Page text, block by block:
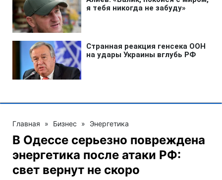
Главная » Бизнес » Энергетика
В Одессе серьезно повреждена
энергетика после атаки РФ:
свет вернут не скоро